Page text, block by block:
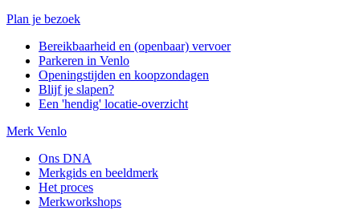
Plan je bezoek
Bereikbaarheid en (openbaar) vervoer
Parkeren in Venlo
Openingstijden en koopzondagen
Blijf je slapen?
Een 'hendig' locatie-overzicht
Merk Venlo
Ons DNA
Merkgids en beeldmerk
Het proces
Merkworkshops